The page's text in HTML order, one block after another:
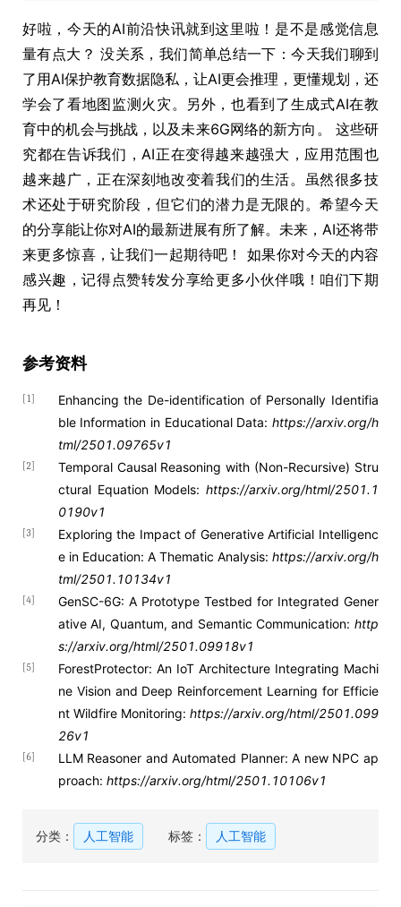
好啦，今天的AI前沿快讯就到这里啦！是不是感觉信息
量有点大？ 没关系，我们简单总结一下：今天我们聊到
了用AI保护教育数据隐私，让AI更会推理，更懂规划，还
学会了看地图监测火灾。另外，也看到了生成式AI在教
育中的机会与挑战，以及未来6G网络的新方向。 这些研
究都在告诉我们，AI正在变得越来越强大，应用范围也
越来越广，正在深刻地改变着我们的生活。虽然很多技
术还处于研究阶段，但它们的潜力是无限的。希望今天
的分享能让你对AI的最新进展有所了解。未来，AI还将带
来更多惊喜，让我们一起期待吧！ 如果你对今天的内容
感兴趣，记得点赞转发分享给更多小伙伴哦！咱们下期
再见！
参考资料
[1]
Enhancing the De-identification of Personally Identifia
ble Information in Educational Data: https://arxiv.org/h
tml/2501.09765v1
[2]
Temporal Causal Reasoning with (Non-Recursive) Stru
ctural Equation Models: https://arxiv.org/html/2501.1
0190v1
[3]
Exploring the Impact of Generative Artificial Intelligenc
e in Education: A Thematic Analysis: https://arxiv.org/h
tml/2501.10134v1
[4]
GenSC-6G: A Prototype Testbed for Integrated Gener
ative AI, Quantum, and Semantic Communication: http
s://arxiv.org/html/2501.09918v1
[5]
ForestProtector: An IoT Architecture Integrating Machi
ne Vision and Deep Reinforcement Learning for Efficie
nt Wildfire Monitoring: https://arxiv.org/html/2501.099
26v1
[6]
LLM Reasoner and Automated Planner: A new NPC ap
proach: https://arxiv.org/html/2501.10106v1
分类： 人工智能 标签： 人工智能